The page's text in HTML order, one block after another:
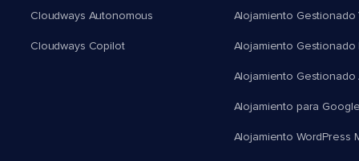
Cloudways Autonomous
Cloudways Copilot
Alojamiento Gestionado
Alojamiento Gestionado
Alojamiento Gestionado
Alojamiento para
Alojamiento WordPress